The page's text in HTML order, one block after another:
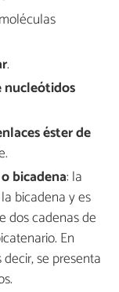
.
nucleótidos
éster de
bicadena: la
bicadena y es
dos cadenas de
En
se presenta